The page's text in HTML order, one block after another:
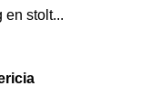
en stolt...